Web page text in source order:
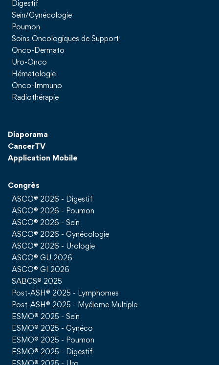
Digestif
Sein/Gynécologie
Poumon
Soins Oncologiques de Support
Onco-Dermato
Uro-Onco
Hématologie
Onco-Immuno
Radiothérapie
Diaporama
CancerTV
Application Mobile
Congrès
ASCO® 2026 - Digestif
ASCO® 2026 - Poumon
ASCO® 2026 - Sein
ASCO® 2026 - Gynécologie
ASCO® 2026 - Urologie
ASCO® GU 2026
ASCO® GI 2026
SABCS® 2025
Post-ASH® 2025 - Lymphomes
Post-ASH® 2025 - Myélome Multiple
ESMO® 2025 - Sein
ESMO® 2025 - Gynéco
ESMO® 2025 - Poumon
ESMO® 2025 - Digestif